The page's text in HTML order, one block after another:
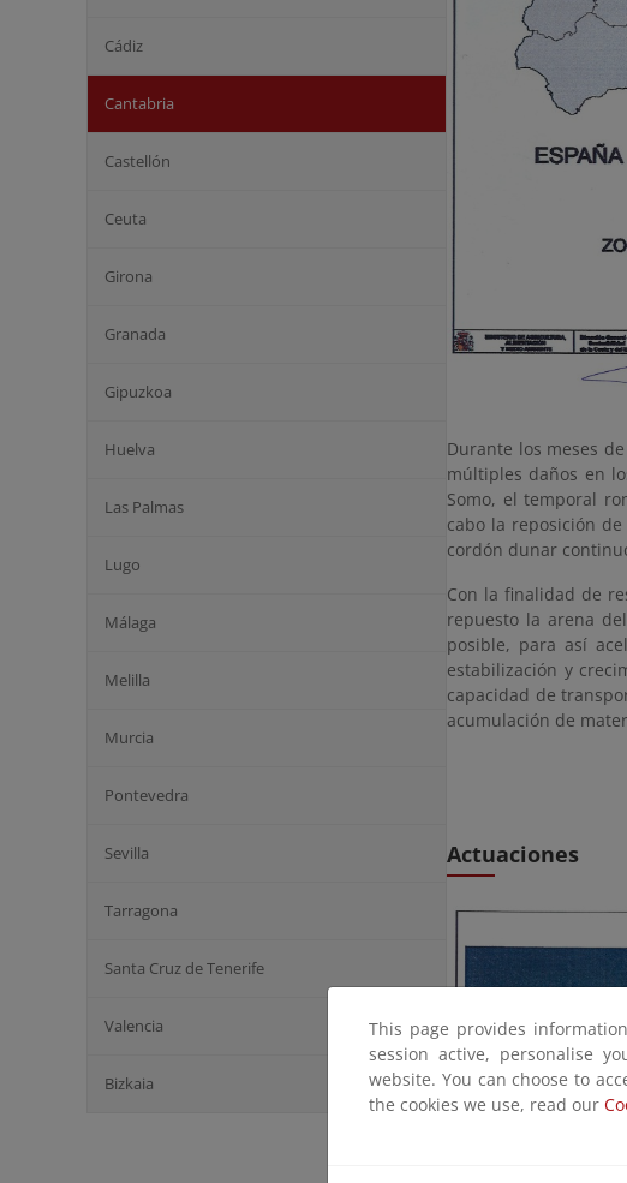
Cádiz
Cantabria
Castellón
Ceuta
Girona
Granada
Gipuzkoa
Huelva
Las Palmas
Lugo
Málaga
Melilla
Murcia
Pontevedra
Sevilla
Tarragona
Santa Cruz de Tenerife
Valencia
Bizkaia
Durante los meses
múltiples daños en
Somo, el temporal
cabo la reposición
cordón dunar
Con la finalidad de
repuesto la arena
posible, para así
estabilización y
capacidad de
acumulación de
Actuaciones
This page provides
session active, personalise
website. You can choose to
the cookies we use, read our